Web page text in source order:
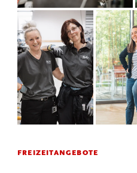
FREIZEITANGEBOTE